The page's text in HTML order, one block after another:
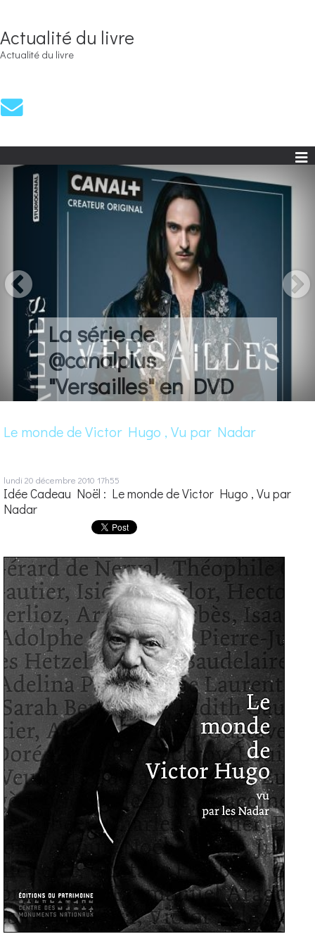
Actualité du livre
Actualité du livre
La série de
@canalplus
"Versailles" en DVD
Le monde de Victor Hugo , Vu par Nadar
lundi 20 décembre 2010 17h55
Idée Cadeau Noël : Le monde de Victor Hugo , Vu par
Nadar